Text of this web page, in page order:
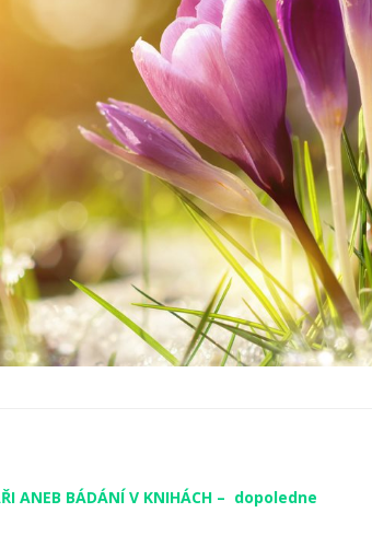
ANEB BÁDÁNÍ V KNIHÁCH – dopoledne